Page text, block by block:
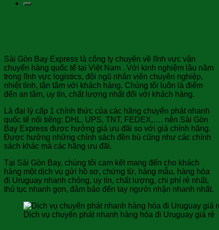
Sài Gòn Bay Express là công ty chuyên về lĩnh vực vận
chuyển hàng quốc tế tại Việt Nam . Với kinh nghiệm lâu năm
trong lĩnh vực logistics, đội ngũ nhân viên chuyên nghiệp,
nhiệt tình, tận tâm với khách hàng. Chúng tôi luôn là điểm
đến an tâm, uy tín, chất lượng nhất đối với khách hàng.
Là đại lý cấp 1 chính thức của các hãng chuyển phát nhanh
quốc tế nổi tiếng: DHL, UPS, TNT, FEDEX,…. nên Sài Gòn
Bay Express được hưởng giá ưu đãi so với giá chính hãng.
Được hưởng những chính sách đền bù cũng như các chính
sách khác mà các hãng ưu đãi.
Tại Sài Gòn Bay, chúng tôi cam kết mang đến cho khách
hàng một dịch vụ gửi hồ sơ, chứng từ, hàng mẫu, hàng hóa
đi Uruguay nhanh chóng, uy tín, chất lượng, chi phí rẻ nhất,
thủ tục nhanh gọn, đảm bảo đến tay người nhận nhanh nhất.
Dịch vụ chuyển phát nhanh hàng hóa đi Uruguay giá rẻ